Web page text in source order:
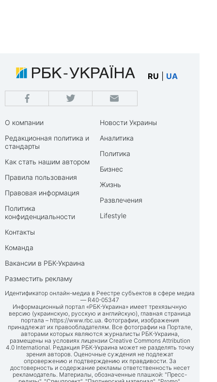
RU UA
О компании
Редакционная политика и
стандарты
Как стать нашим автором
Правила пользования
Правовая информация
Политика
конфиденциальности
Контакты
Команда
Вакансии в РБК-Украина
Разместить рекламу
Новости Украины
Аналитика
Политика
Бизнес
Жизнь
Развлечения
Lifestyle
Идентификатор онлайн-медиа в Реестре субъектов в сфере медиа
— R40-05347
Информационный портал «РБК-Украина» имеет трехязычную
версию (украинскую, русскую и английскую), главная страница
портала – https://www.rbc.ua. Фотографии, изображения
принадлежат их правообладателям. Все фотографии на Портале,
авторами которых являются журналисты РБК-Украина,
размещены на условиях лицензии Creative Commons Attribution
4.0 International. Редакция РБК-Украина может не разделять точку
зрения авторов. Оценочные суждения не подлежат
опровержению и подтверждению их правдивости. За
достоверность и содержание рекламы ответственность несет
рекламодатель. Материалы, обозначенные плашкой: "Пресс-